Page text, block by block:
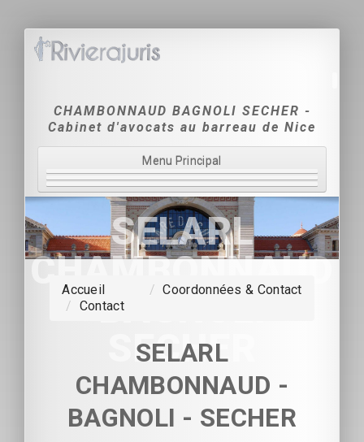
CHAMBONNAUD BAGNOLI SECHER -
Cabinet d'avocats au barreau de Nice
Menu Principal
Le Cabinet
Tarification
Coordonnées & Contact
SELARL
CHAMBONNAUD
- BAGNOLI -
SECHER
Accueil / Coordonnées & Contact
/ Contact
SELARL
CHAMBONNAUD -
BAGNOLI - SECHER